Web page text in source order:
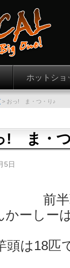
ホットショ
> おっ! ま・つ・り♪
! ま・
5日
前
かーしー
頭は18匹